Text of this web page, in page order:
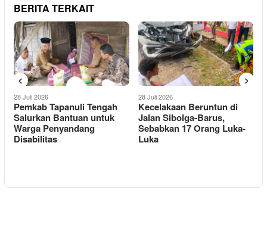
BERITA TERKAIT
28 Juli 2026
Pemkab Tapanuli Tengah
Salurkan Bantuan untuk
Warga Penyandang
Disabilitas
28 Juli 2026
Kecelakaan Beruntun di
Jalan Sibolga-Barus,
Sebabkan 17 Orang Luka-
Luka
‹ ›